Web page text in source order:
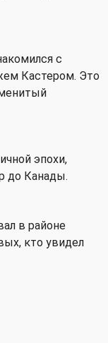
с
Кастером. Это
эпохи,
до Канады.
в районе
кто увидел